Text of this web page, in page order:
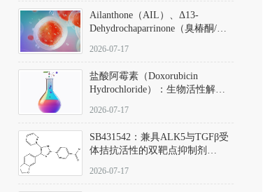
Ailanthone（AIL）、Δ13-
Dehydrochaparrinone（臭椿酮/臭
DKM货号 D806885
2026-07-17
盐酸阿霉素（Doxorubicin
Hydrochloride）：生物活性解
范
2026-07-17
SB431542：兼具ALK5与TGFβ受
体拮抗活性的双靶点抑制剂
D801067）
2026-07-17